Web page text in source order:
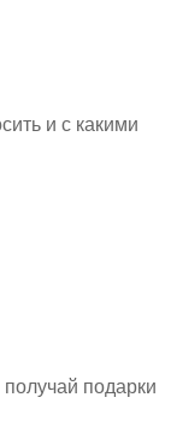
и с какими
подарки